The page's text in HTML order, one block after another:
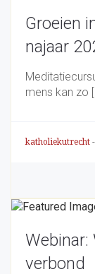
Groeien
najaar
mens kan zo
katholiekutrecht -
Webinar:
verbond